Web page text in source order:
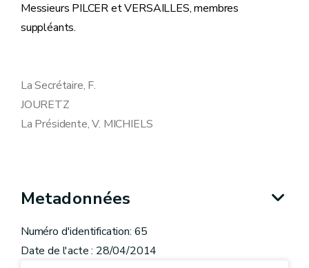
Messieurs PILCER et VERSAILLES, membres
suppléants.
La Secrétaire, F.
JOURETZ
La Présidente, V. MICHIELS
Metadonnées
Numéro d'identification: 65
Date de l'acte : 28/04/2014